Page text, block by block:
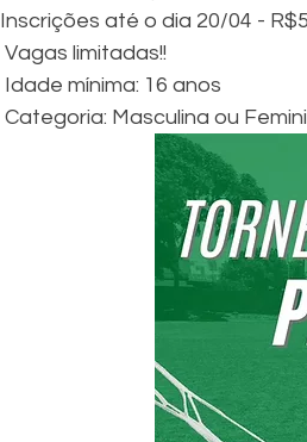
Inscrições até o dia 20/04 -
Vagas limitadas!!
Idade mínima: 16 anos
Categoria: Masculina ou